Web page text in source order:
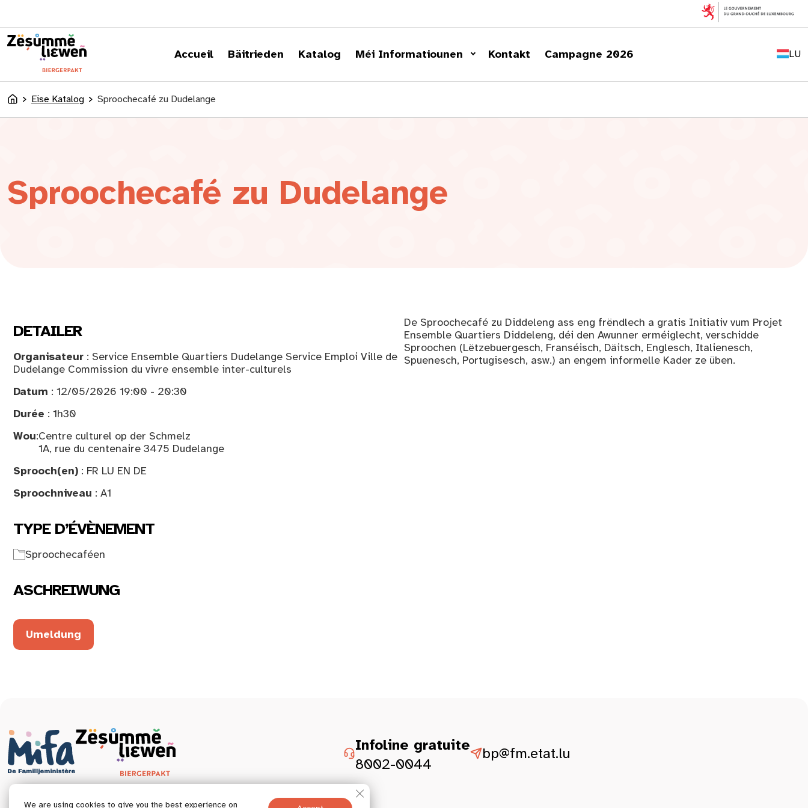
Accueil Bäitrieden Katalog Méi Informatiounen Kontakt Campagne 2026 LU
FR
DE
AccueilEise Katalog Sproochecafé zu Dudelange
Sproochecafé zu Dudelange
DETAILER
Organisateur : Service Ensemble Quartiers Dudelange Service Emploi Ville de
Dudelange Commission du vivre ensemble inter-culturels
Datum : 12/05/2026 19:00 - 20:30
Durée : 1h30
Wou:Centre culturel op der Schmelz
1A, rue du centenaire 3475 Dudelange
Sprooch(en) : FR LU EN DE
Sproochniveau : A1
TYPE D’ÉVÈNEMENT
Sproochecaféen
ASCHREIWUNG
Umeldung
De Sproochecafé zu Diddeleng ass eng frëndlech a gratis Initiativ vum Projet
Ensemble Quartiers Diddeleng, déi den Awunner erméiglecht, verschidde
Sproochen (Lëtzebuergesch, Franséisch, Däitsch, Englesch, Italienesch,
Spuenesch, Portugisesch, asw.) an engem informelle Kader ze üben.
Infoline gratuite
8002-0044
bp@fm.etat.lu
We are using cookies to give you the best experience on
Close GDPR Cookie Banner